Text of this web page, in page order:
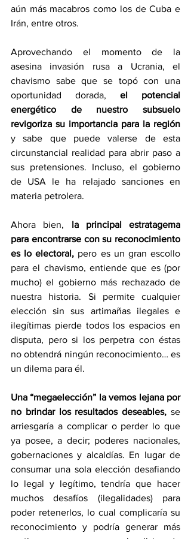
aún más macabros como los de Cuba e
Irán, entre otros.
Aprovechando el momento de la
asesina invasión rusa a Ucrania, el
chavismo sabe que se topó con una
oportunidad dorada, el potencial
energético de nuestro subsuelo
revigoriza su importancia para la región
y sabe que puede valerse de esta
circunstancial realidad para abrir paso a
sus pretensiones. Incluso, el gobierno
de USA le ha relajado sanciones en
materia petrolera.
Ahora bien, la principal estratagema
para encontrarse con su reconocimiento
es lo electoral, pero es un gran escollo
para el chavismo, entiende que es (por
mucho) el gobierno más rechazado de
nuestra historia. Si permite cualquier
elección sin sus artimañas ilegales e
ilegítimas pierde todos los espacios en
disputa, pero si los perpetra con éstas
no obtendrá ningún reconocimiento… es
un dilema para él.
Una “megaelección” la vemos lejana por
no brindar los resultados deseables, se
arriesgaría a complicar o perder lo que
ya posee, a decir; poderes nacionales,
gobernaciones y alcaldías. En lugar de
consumar una sola elección desafiando
lo legal y legítimo, tendría que hacer
muchos desafíos (ilegalidades) para
poder retenerlos, lo cual complicaría su
reconocimiento y podría generar más